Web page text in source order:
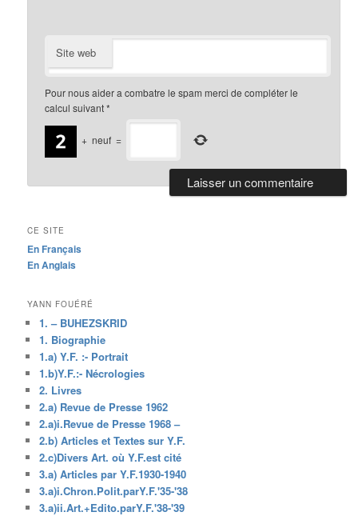
Site web
Pour nous aider a combatre le spam merci de compléter le
calcul suivant*
+ neuf =
CE SITE
En Français
En Anglais
YANN FOUÉRÉ
1. – BUHEZSKRID
1. Biographie
1.a) Y.F. :- Portrait
1.b)Y.F.:- Nécrologies
2. Livres
2.a) Revue de Presse 1962
2.a)i.Revue de Presse 1968 –
2.b) Articles et Textes sur Y.F.
2.c)Divers Art. où Y.F.est cité
3.a) Articles par Y.F.1930-1940
3.a)i.Chron.Polit.parY.F.'35-'38
3.a)ii.Art.+Edito.parY.F.'38-'39